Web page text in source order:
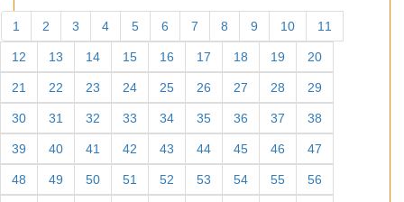
1 2 3 4 5 6 7 8 9 10 11
12 13 14 15 16 17 18 19 20
21 22 23 24 25 26 27 28 29
30 31 32 33 34 35 36 37 38
39 40 41 42 43 44 45 46 47
48 49 50 51 52 53 54 55 56